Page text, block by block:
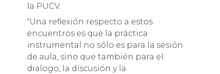
la PUCV.
“Una reflexión respecto a estos
encuentros es que la práctica
instrumental no sólo es para la sesión
de aula, sino que también para el
dialogo, la discusión y la